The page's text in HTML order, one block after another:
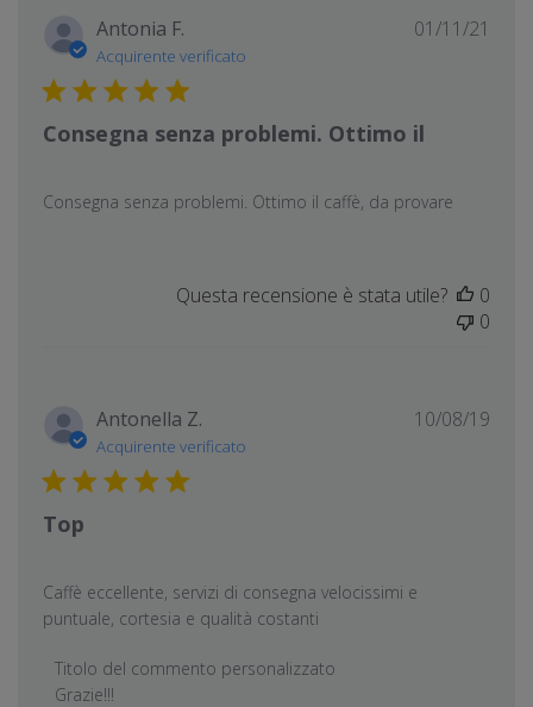
Antonia F.
Acquirente verificato
Consegna senza problemi. Ottimo il
Consegna senza problemi. Ottimo il caffè, da provare
01/11/21
Questa recensione è stata utile?
0
0
Antonella Z.
Acquirente verificato
Top
Caffè eccellente, servizi di consegna velocissimi e
puntuale, cortesia e qualità costanti
Commenti del proprietario del negozio sulla
Titolo del commento personalizzato
Grazie!!!
10/08/19